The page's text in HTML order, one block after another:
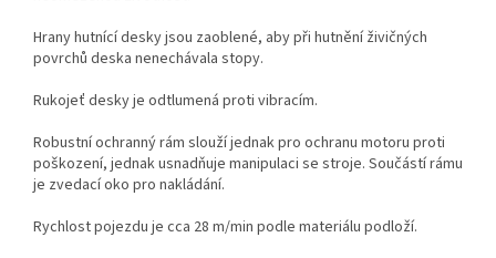
Hrany hutnící desky jsou zaoblené, aby při hutnění živičných
povrchů deska nenechávala stopy.
Rukojeť desky je odtlumená proti vibracím.
Robustní ochranný rám slouží jednak pro ochranu motoru proti
poškození, jednak usnadňuje manipulaci se stroje. Součástí rámu
je zvedací oko pro nakládání.
Rychlost pojezdu je cca 28 m/min podle materiálu podloží.